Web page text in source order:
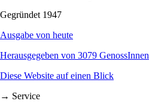
Gegründet 1947
Ausgabe von heute
Herausgegeben von 3079 GenossInnen
Diese Website auf einen Blick
→ Service